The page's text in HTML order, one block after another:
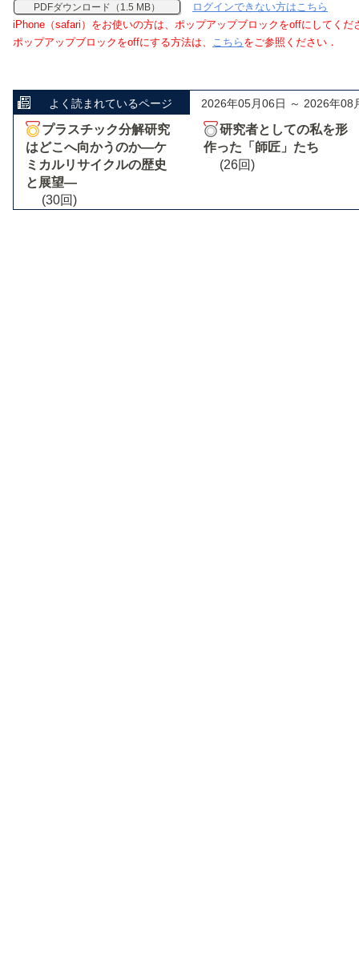
PDFダウンロード（1.5 MB）
ログインできない方はこちら
iPhone（safari）をお使いの方は、ポップアップブロックをoffにしてくだ
ポップアップブロックをoffにする方法は、 こちら をご参照ください．
よく読まれているページ 2026年05月06日 ～ 2026年08
プラスチック分解研究
はどこへ向かうのか―ケ
ミカルリサイクルの歴史
と展望―
(30回)
研究者としての私を形
作った「師匠」たち
(26回)